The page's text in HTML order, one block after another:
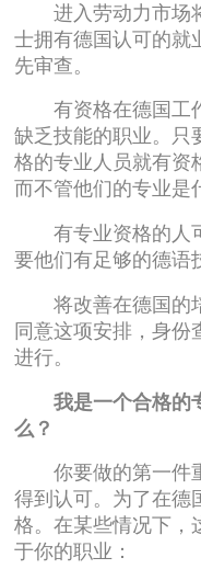
进入劳动力市场将
士拥有德国认可的就
先审查。
有资格在德国工作
缺乏技能的职业。只
格的专业人员就有资
而不管他们的专业是
有专业资格的人可
要他们有足够的德语
将改善在德国的培
同意这项安排，身份
进行。
我是一个合格的
么？
你要做的第一件重
得到认可。为了在德
格。在某些情况下，
于你的职业：